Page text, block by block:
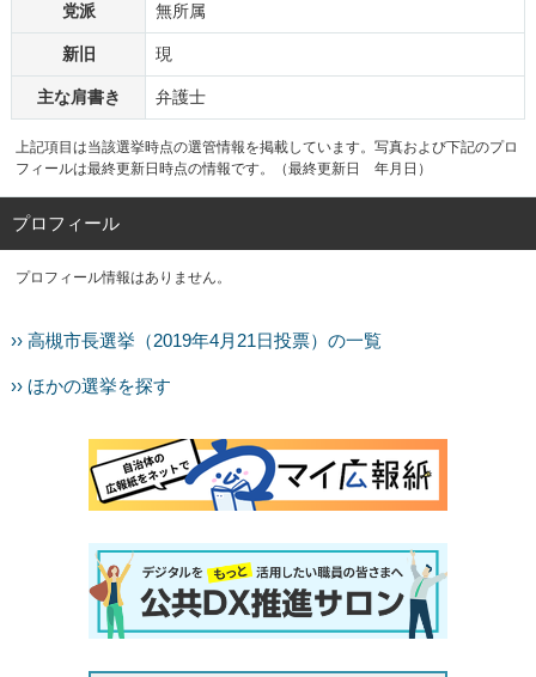
党派 無所属
新旧 現
主な肩書き 弁護士
上記項目は当該選挙時点の選管情報を掲載しています。写真および下記のプロ
フィールは最終更新日時点の情報です。（最終更新日 年月日）
プロフィール
プロフィール情報はありません。
›› 高槻市長選挙（2019年4月21日投票）の一覧
›› ほかの選挙を探す